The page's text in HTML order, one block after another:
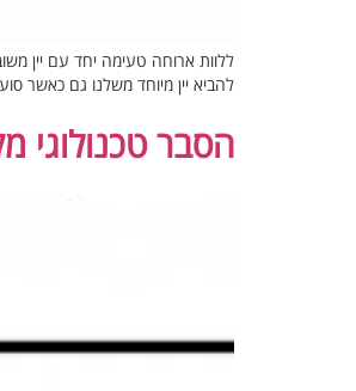
ללוות ארוחה טעימה יחד עם יין
להביא יין מיוחד משלנו גם כאשר
הסבר טכנולוגי